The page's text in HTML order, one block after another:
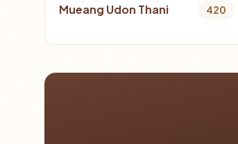
Mueang Udon Thani 420